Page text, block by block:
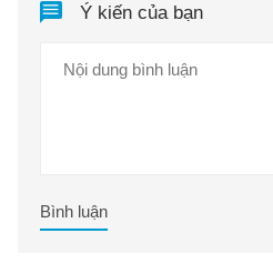
Ý kiến của bạn
Bình luận